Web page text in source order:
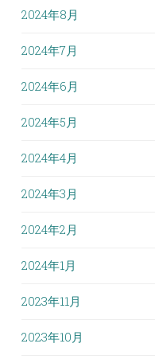
2024年8月
2024年7月
2024年6月
2024年5月
2024年4月
2024年3月
2024年2月
2024年1月
2023年11月
2023年10月